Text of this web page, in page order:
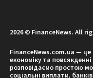
2026 © FinanceNews. All
FinanceNews.com.ua —
економіку та
розповідаємо простою
соціальні виплати,